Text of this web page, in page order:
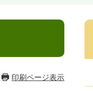
・下水道
男女共同参画
の参加
印刷ページ表示